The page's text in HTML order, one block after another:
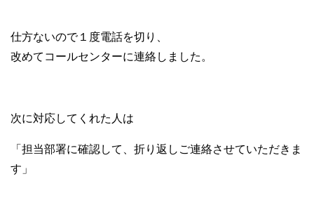
仕方ないので１度電話を切り、
改めてコールセンターに連絡しました。
次に対応してくれた人は
「担当部署に確認して、折り返しご連絡させていただきま
す」